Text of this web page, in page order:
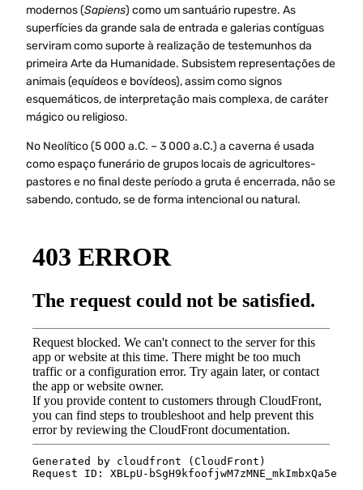
modernos (Sapiens) como um santuário rupestre. As
superfícies da grande sala de entrada e galerias contíguas
serviram como suporte à realização de testemunhos da
primeira Arte da Humanidade. Subsistem representações de
animais (equídeos e bovídeos), assim como signos
esquemáticos, de interpretação mais complexa, de caráter
mágico ou religioso.
No Neolítico (5 000 a.C. – 3 000 a.C.) a caverna é usada
como espaço funerário de grupos locais de agricultores-
pastores e no final deste período a gruta é encerrada, não se
sabendo, contudo, se de forma intencional ou natural.